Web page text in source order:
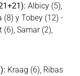
Albicy (5),
(8) y Tobey (12) -
Samar (2),
Kraag (6), Ribas